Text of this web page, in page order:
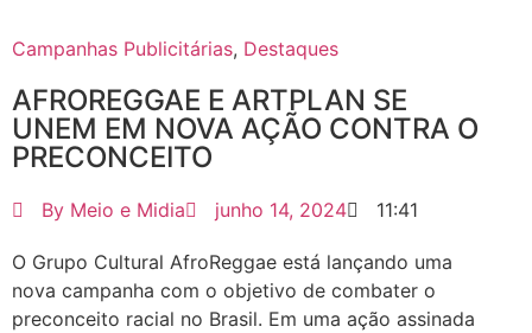
Campanhas Publicitárias, Destaques
AFROREGGAE E ARTPLAN SE
UNEM EM NOVA AÇÃO CONTRA O
PRECONCEITO
By Meio e Midia junho 14, 2024 11:41
O Grupo Cultural AfroReggae está lançando uma
nova campanha com o objetivo de combater o
preconceito racial no Brasil. Em uma ação assinada